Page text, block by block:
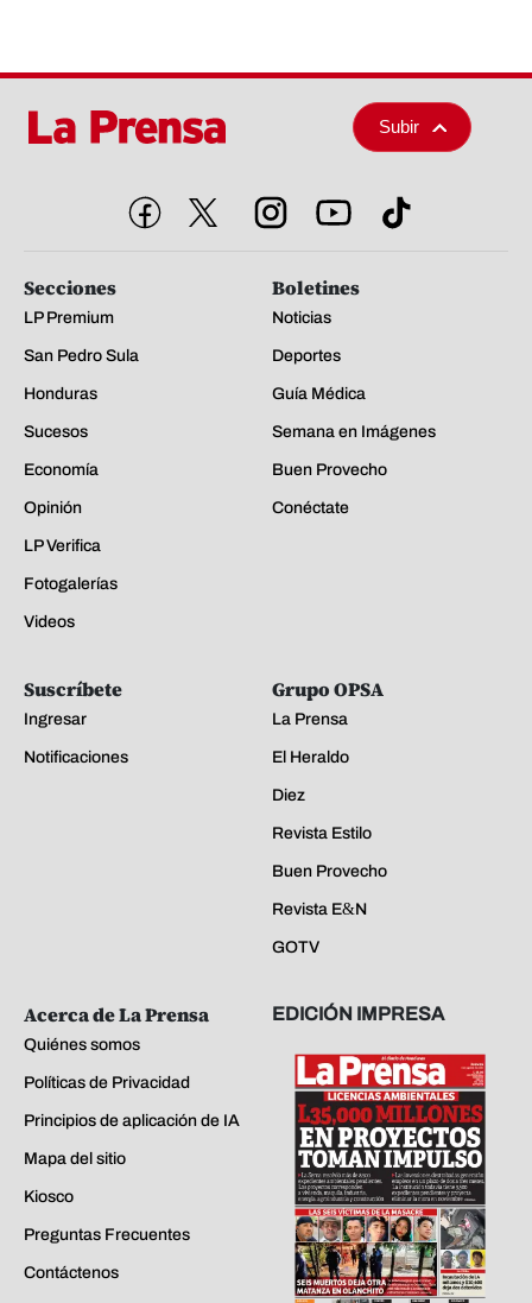
Subir
Secciones
LP Premium
San Pedro Sula
Honduras
Sucesos
Economía
Opinión
LP Verifica
Fotogalerías
Videos
Boletines
Noticias
Deportes
Guía Médica
Semana en Imágenes
Buen Provecho
Conéctate
Suscríbete
Ingresar
Notificaciones
Grupo OPSA
La Prensa
El Heraldo
Diez
Revista Estilo
Buen Provecho
Revista E&N
GOTV
Acerca de La Prensa
Quiénes somos
Políticas de Privacidad
Principios de aplicación de IA
Mapa del sitio
Kiosco
Preguntas Frecuentes
Contáctenos
EDICIÓN IMPRESA